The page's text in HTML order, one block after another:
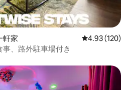
軒家 レビュー120
4.93 (120)
、路外駐車場付き